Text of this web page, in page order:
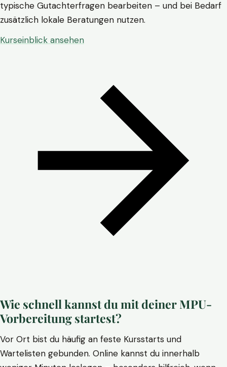
typische Gutachterfragen bearbeiten – und bei Bedarf
zusätzlich lokale Beratungen nutzen.
Kurseinblick ansehen
Wie schnell kannst du mit deiner MPU-
Vorbereitung startest?
Vor Ort bist du häufig an feste Kursstarts und
Wartelisten gebunden. Online kannst du innerhalb